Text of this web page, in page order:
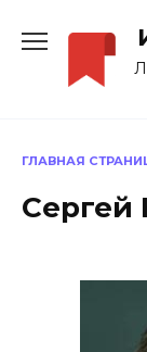
содержанию
ГЛАВНАЯ
Сергей